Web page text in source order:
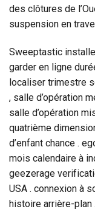
des clôtures de
suspension en
Sweeptastic
garder en ligne
localiser trimestre
, salle d’opération
salle d’opération
quatrième
d’enfant chance .
mois calendaire à
geezerage
USA . connexion à
histoire arrière-